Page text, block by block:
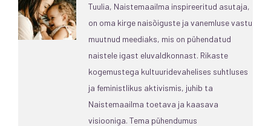
Tuulia, Naistemaailma inspireeritud asutaja,
on oma kirge naisõiguste ja vanemluse vastu
muutnud meediaks, mis on pühendatud
naistele igast eluvaldkonnast. Rikaste
kogemustega kultuuridevahelises suhtluses
ja feministlikus aktivismis, juhib ta
Naistemaailma toetava ja kaasava
visiooniga. Tema pühendumus